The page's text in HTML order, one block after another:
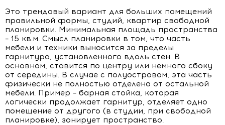
Это трендовый вариант для больших помещений
правильной формы, студий, квартир свободной
планировки. Минимальная площадь пространства
– 15 кв.м. Смысл планировки в том, что часть
мебели и техники выносится за пределы
гарнитура, установленного вдоль стен. В
основном, ставится по центру или немного сбоку
от середины. В случае с полуостровом, эта часть
физически не полностью отделена от остальной
мебели. Пример – барная стойка, которая
логически продолжает гарнитур, отделяет одно
помещение от другого (в студии, при свободной
планировке), зонирует пространство.